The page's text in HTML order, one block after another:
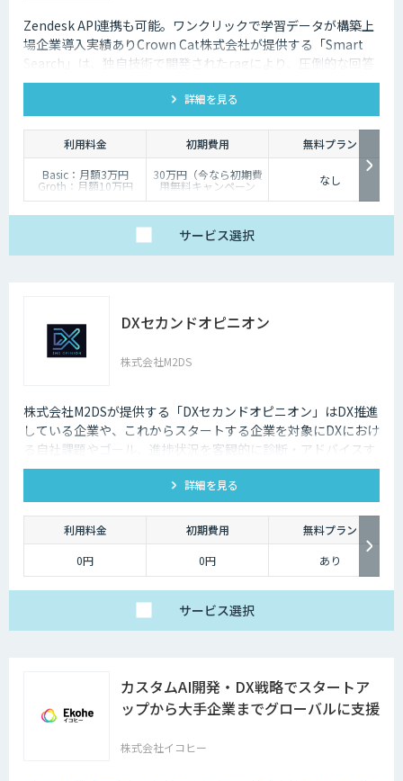
Zendesk API連携も可能。ワンクリックで学習データが構築上
場企業導入実績ありCrown Cat株式会社が提供する「Smart
Search」は、独自技術で開発されたragにより、圧倒的な回答
精度を誇るAIチャットボットです。また回答精度が悪い時は管
理画面から簡単にご自身でチューニングができる、簡単でかつ
高精度な特徴があります。
詳細を見る
利用料金 初期費用
無料プラン
Basic：月額3万円
Groth：月額10万円
Enterprise：月額20万
30万円（今なら初期費
用無料キャンペーン
中）
なし
サービス選択
DXセカンドオピニオン
株式会社M2DS
株式会社M2DSが提供する「DXセカンドオピニオン」はDX推進
している企業や、これからスタートする企業を対象にDXにおけ
る自社課題やゴール、進捗状況を客観的に診断・アドバイスす
るサービスです
詳細を見る
利用料金 初期費用
無料プラン
0円
0円 あり
サービス選択
カスタムAI開発・DX戦略でスタートア
ップから大手企業までグローバルに支援
株式会社イコヒー